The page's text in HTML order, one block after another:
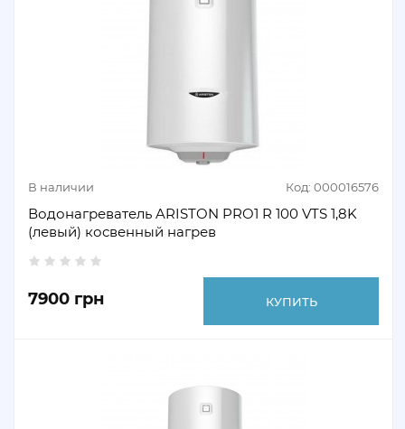
В наличии Код: 000016576
Водонагреватель ARISTON PRO1 R 100 VTS 1,8K
(левый) косвенный нагрев
7900 грн КУПИТЬ